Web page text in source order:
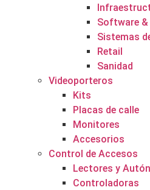
Software &
Sistemas
Retail
Sanidad
Videoporteros
Kits
Placas de calle
Monitores
Accesorios
Control de Accesos
Lectores y
Controladoras